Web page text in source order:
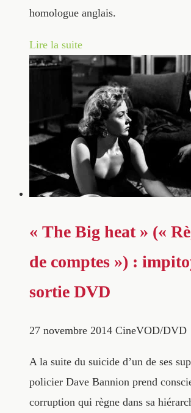
homologue anglais.
Lire la suite
« The Big heat » («
de comptes ») :
sortie DVD
27 novembre 2014 CineVOD/DVD
A la suite du suicide d’un de ses
policier Dave Bannion prend
corruption qui règne dans sa